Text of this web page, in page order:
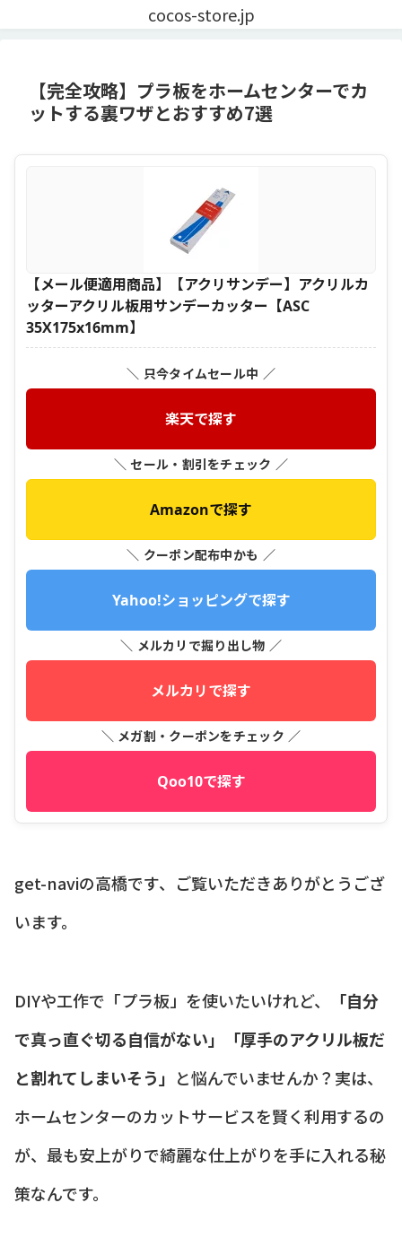
cocos-store.jp
【完全攻略】プラ板をホームセンターでカ
ットする裏ワザとおすすめ7選
【メール便適用商品】【アクリサンデー】アクリルカ
ッターアクリル板用サンデーカッター【ASC
35X175x16mm】
＼ 只今タイムセール中 ／
楽天で探す
＼ セール・割引をチェック ／
Amazonで探す
＼ クーポン配布中かも ／
Yahoo!ショッピングで探す
＼ メルカリで掘り出し物 ／
メルカリで探す
＼ メガ割・クーポンをチェック ／
Qoo10で探す
get-naviの高橋です、ご覧いただきありがとうござ
います。
DIYや工作で「プラ板」を使いたいけれど、
「自分
で真っ直ぐ切る自信がない」「厚手のアクリル板だ
と割れてしまいそう」 と悩んでいませんか？実は、
ホームセンターのカットサービスを賢く利用するの
が、最も安上がりで綺麗な仕上がりを手に入れる秘
策なんです。